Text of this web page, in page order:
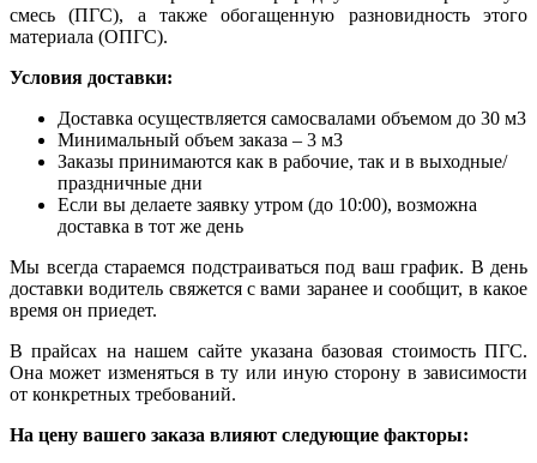
смесь (ПГС), а также обогащенную разновидность этого
материала (ОПГС).
Условия доставки:
Доставка осуществляется самосвалами объемом до 30 м3
Минимальный объем заказа – 3 м3
Заказы принимаются как в рабочие, так и в выходные/
праздничные дни
Если вы делаете заявку утром (до 10:00), возможна
доставка в тот же день
Мы всегда стараемся подстраиваться под ваш график. В день
доставки водитель свяжется с вами заранее и сообщит, в какое
время он приедет.
В прайсах на нашем сайте указана базовая стоимость ПГС.
Она может изменяться в ту или иную сторону в зависимости
от конкретных требований.
На цену вашего заказа влияют следующие факторы: